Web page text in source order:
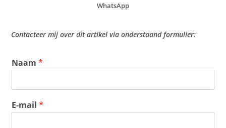
WhatsApp
Contacteer mij over dit artikel via onderstaand formulier:
Naam*
E-mail*